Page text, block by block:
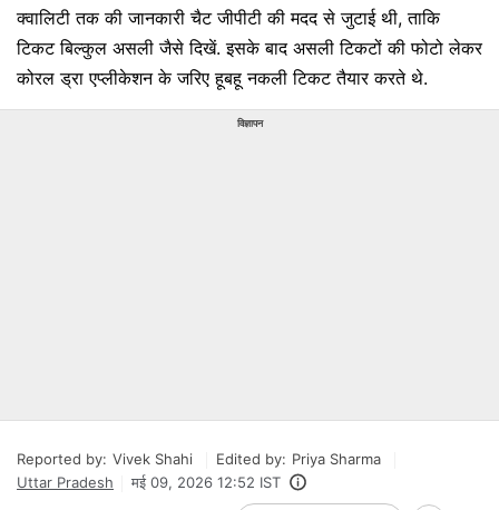
क्वालिटी तक की जानकारी चैट जीपीटी की मदद से जुटाई थी, ताकि
टिकट बिल्कुल असली जैसे दिखें. इसके बाद असली टिकटों की फोटो लेकर
कोरल ड्रा एप्लीकेशन के जरिए हूबहू नकली टिकट तैयार करते थे.
विज्ञापन
Reported by: Vivek Shahi Edited by: Priya Sharma
Uttar Pradesh
मई 09, 2026 12:52 IST